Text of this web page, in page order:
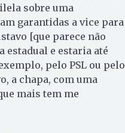
sobre uma
garantidas a vice para
[que parece não
estadual e estaria até
pelo PSL ou pelo
a chapa, com uma
mais tem me